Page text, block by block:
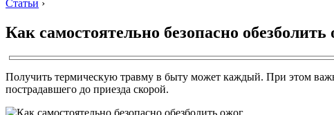
Статьи ›
Как самостоятельно безопасно обезболить
Получить термическую травму в быту может каждый. При этом
пострадавшего до приезда скорой.